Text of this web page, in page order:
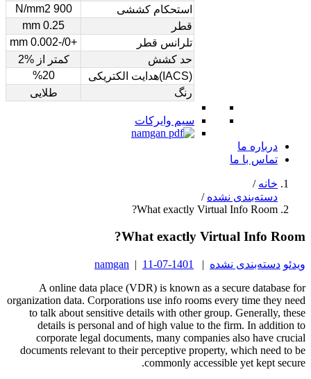
استحکام کششی
900 N/mm2
قطر
0.25 mm
تلرانس قطر
+0/-0.002 mm
حد کشش
کمتر از %2
(IACS)هدایت الکتریکی
%20
رنگ
طلایی
سیم وایرکات
درباره ما
تماس با ما
خانه /
دسته‌بندی نشده /
What exactly Virtual Info Room?
What exactly Virtual Info Room?
ویدئو دسته‌بندی نشده |
1401-07-11
|
namgan
A online data place (VDR) is known as a secure database for
organization data. Corporations use info rooms every time they need
to talk about sensitive details with other group. Generally, these
details is personal and of high value to the firm. In addition to
corporate legal documents, many companies also have crucial
documents relevant to their perceptive property, which need to be
commonly accessible yet kept secure.